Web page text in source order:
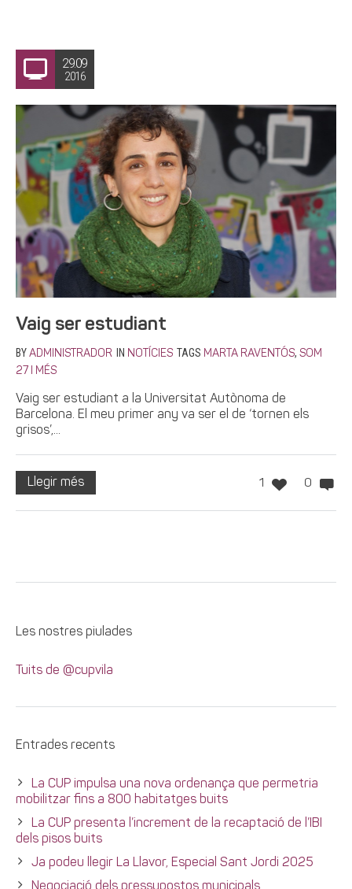
29.09
2016
Vaig ser estudiant
BY ADMINISTRADOR IN NOTÍCIES TAGS MARTA RAVENTÓS, SOM
27 I MÉS
Vaig ser estudiant a la Universitat Autònoma de
Barcelona. El meu primer any va ser el de ‘tornen els
grisos’,...
1 0
Llegir més
Les nostres piulades
Tuits de @cupvila
Entrades recents
La CUP impulsa una nova ordenança que permetria
mobilitzar fins a 800 habitatges buits
La CUP presenta l’increment de la recaptació de l’IBI
dels pisos buits
Ja podeu llegir La Llavor, Especial Sant Jordi 2025
Negociació dels pressupostos municipals